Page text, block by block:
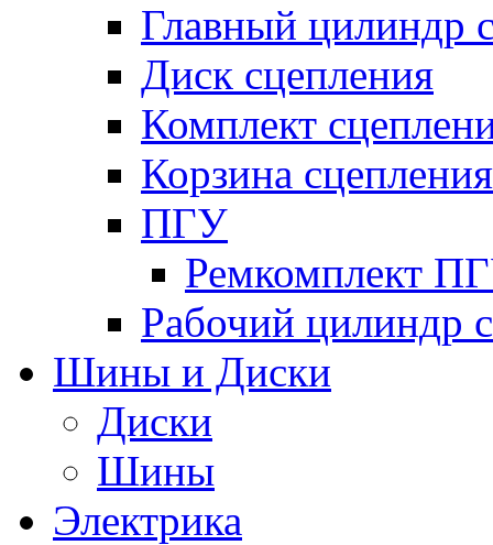
Главный цилиндр
Диск сцепления
Комплект
Корзина сцепления
ПГУ
Ремкомплект
Рабочий цилиндр
Шины и Диски
Диски
Шины
Электрика